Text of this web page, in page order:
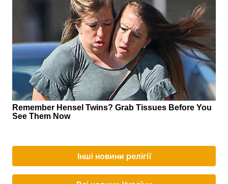
Інші новини релігії